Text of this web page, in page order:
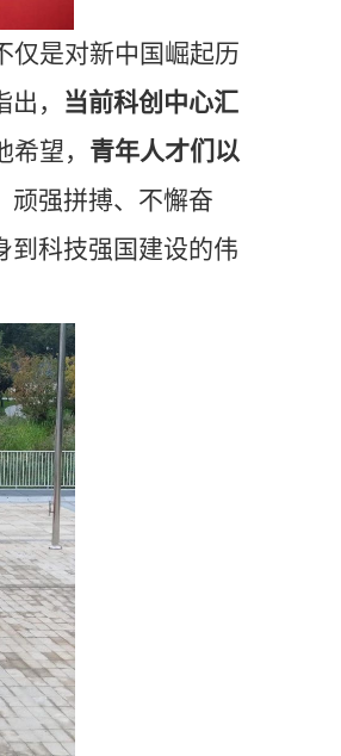
仅是对新中国崛起历
， 当前科创中心汇
希望， 青年人才们以
顽强拼搏、不懈奋
到科技强国建设的伟